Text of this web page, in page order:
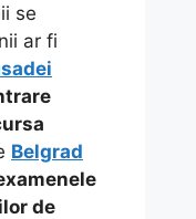
se
ar fi
Belgrad
de